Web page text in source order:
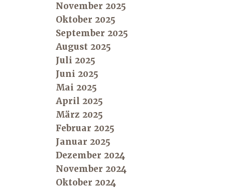
November 2025
Oktober 2025
September 2025
August 2025
Juli 2025
Juni 2025
Mai 2025
April 2025
März 2025
Februar 2025
Januar 2025
Dezember 2024
November 2024
Oktober 2024